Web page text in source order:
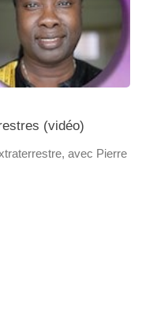
(vidéo)
avec Pierre